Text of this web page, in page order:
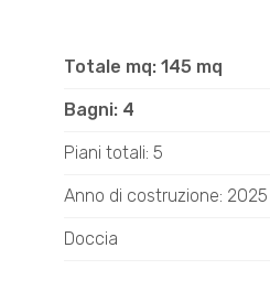
Totale mq: 145 mq
Bagni: 4
Piani totali: 5
Anno di costruzione: 2025
Doccia